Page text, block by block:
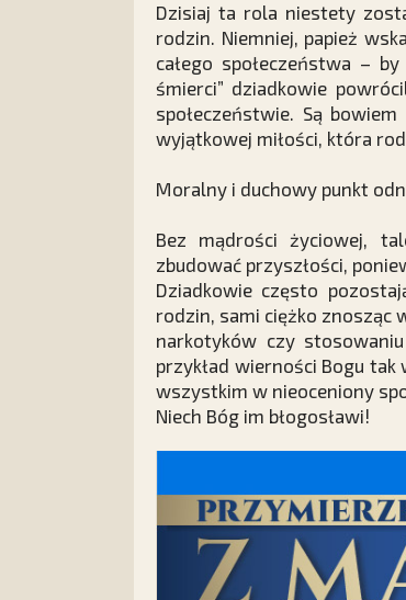
Dzisiaj ta rola niestety
rodzin. Niemniej, papież
całego społeczeństwa –
śmierci” dziadkowie
społeczeństwie. Są
wyjątkowej miłości, która
Moralny i duchowy punkt
Bez mądrości życiowej,
zbudować przyszłości,
Dziadkowie często
rodzin, sami ciężko znosząc
narkotyków czy
przykład wierności Bogu tak
wszystkim w nieoceniony
Niech Bóg im błogosławi!